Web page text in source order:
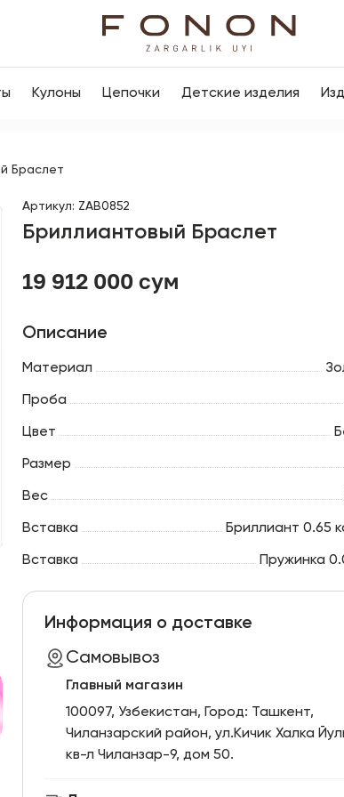
Кулоны Цепочки Детские изделия
Браслет
Артикул: ZAB0852
Бриллиантовый Браслет
19 912 000 сум
Описание
Материал
Проба
Цвет
Размер
Вес
Вставка Бриллиант 0.65
Вставка Пружинка
Информация о доставке
Самовывоз
Главный магазин
100097, Узбекистан, Город: Ташкент,
Чиланзарский pайон, ул.Кичик Халка
кв-л Чиланзар-9, дом 50.